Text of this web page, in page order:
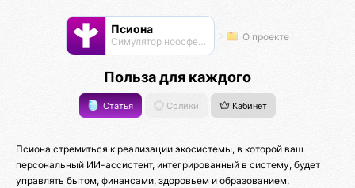
Псиона
Cимулятор ноосферы О проекте
Польза для каждого
Статья Солики Кабинет
Псиона стремиться к реализации экосистемы, в которой ваш
персональный ИИ-ассистент, интегрированный в систему, будет
управлять бытом, финансами, здоровьем и образованием,